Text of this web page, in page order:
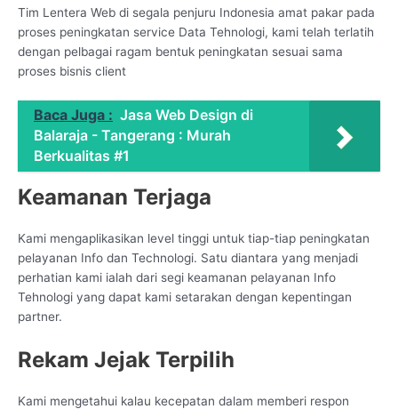
Tim Lentera Web di segala penjuru Indonesia amat pakar pada
proses peningkatan service Data Tehnologi, kami telah terlatih
dengan pelbagai ragam bentuk peningkatan sesuai sama
proses bisnis client
Baca Juga : Jasa Web Design di
Balaraja - Tangerang : Murah
Berkualitas #1
Keamanan Terjaga
Kami mengaplikasikan level tinggi untuk tiap-tiap peningkatan
pelayanan Info dan Technologi. Satu diantara yang menjadi
perhatian kami ialah dari segi keamanan pelayanan Info
Tehnologi yang dapat kami setarakan dengan kepentingan
partner.
Rekam Jejak Terpilih
Kami mengetahui kalau kecepatan dalam memberi respon